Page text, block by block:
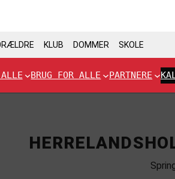
KLUB DOMMER SKOLE
BRUG FOR ALLE PARTNERE